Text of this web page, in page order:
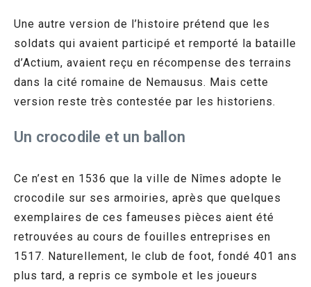
Une autre version de l’histoire prétend que les
soldats qui avaient participé et remporté la bataille
d’Actium, avaient reçu en récompense des terrains
dans la cité romaine de Nemausus. Mais cette
version reste très contestée par les historiens.
Un crocodile et un ballon
Ce n’est en 1536 que la ville de Nîmes adopte le
crocodile sur ses armoiries, après que quelques
exemplaires de ces fameuses pièces aient été
retrouvées au cours de fouilles entreprises en
1517. Naturellement, le club de foot, fondé 401 ans
plus tard, a repris ce symbole et les joueurs